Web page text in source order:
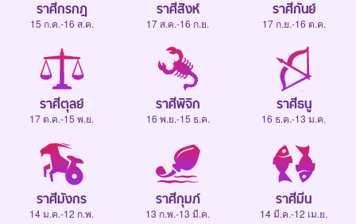
ราศีกรกฎ
15 ก.ค.-16 ส.ค.
ราศีสิงห์
17 ส.ค.-16 ก.ย.
ราศีกันย์
17 ก.ย.-16 ต.ค.
ราศีตุลย์
17 ต.ค.-15 พ.ย.
ราศีพิจิก
16 พ.ย.-15 ธ.ค.
ราศีธนู
16 ธ.ค.-13 ม.ค.
ราศีมังกร
14 ม.ค.-12 ก.พ.
ราศีกุมภ์
13 ก.พ.-13 มี.ค.
ราศีมีน
14 มี.ค.-12 เม.ย.